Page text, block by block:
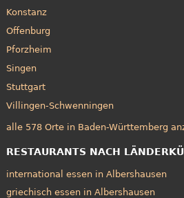
Konstanz
Offenburg
Pforzheim
Singen
Stuttgart
Villingen-Schwenningen
alle 578 Orte in Baden-Württemberg
RESTAURANTS NACH
international essen in Albershausen
griechisch essen in Albershausen